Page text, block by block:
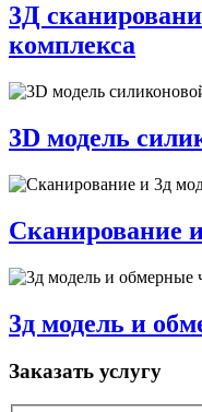
3Д
комплекса
3D модель
Сканирование
3д модель и
Заказать услугу